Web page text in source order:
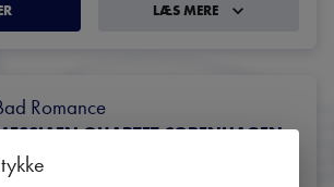
LÆS MERE
Romance
QUARTET COPENHAGEN
Gem